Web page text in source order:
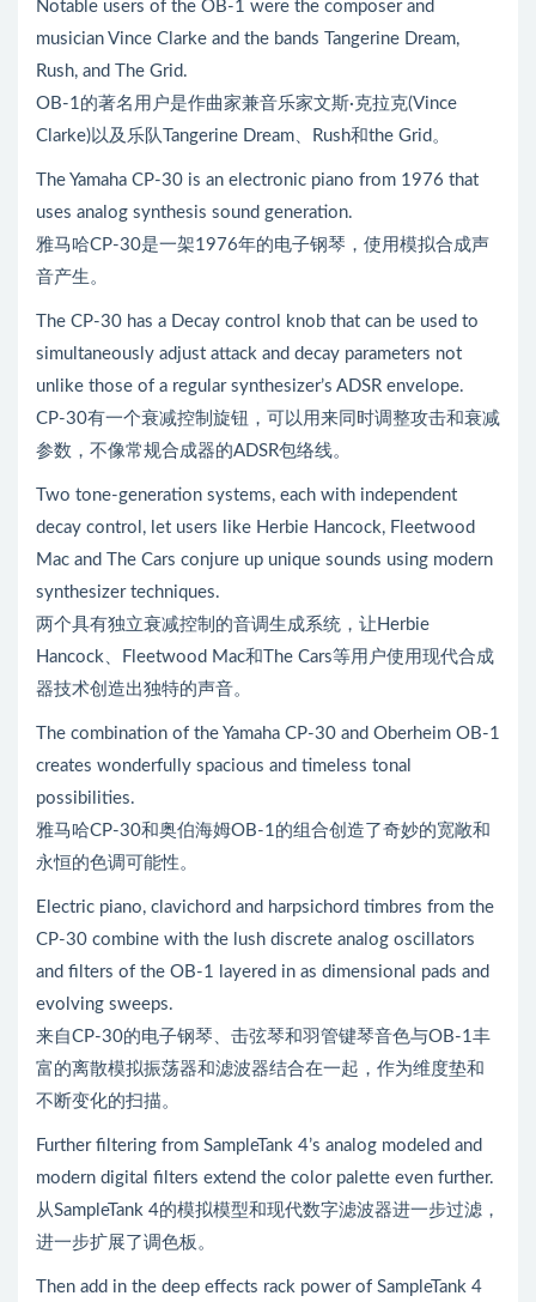
Notable users of the OB-1 were the composer and
musician Vince Clarke and the bands Tangerine Dream,
Rush, and The Grid.
OB-1的著名用户是作曲家兼音乐家文斯·克拉克(Vince
Clarke)以及乐队Tangerine Dream、Rush和the Grid。
The Yamaha CP-30 is an electronic piano from 1976 that
uses analog synthesis sound generation.
雅马哈CP-30是一架1976年的电子钢琴，使用模拟合成声
音产生。
The CP-30 has a Decay control knob that can be used to
simultaneously adjust attack and decay parameters not
unlike those of a regular synthesizer’s ADSR envelope.
CP-30有一个衰减控制旋钮，可以用来同时调整攻击和衰减
参数，不像常规合成器的ADSR包络线。
Two tone-generation systems, each with independent
decay control, let users like Herbie Hancock, Fleetwood
Mac and The Cars conjure up unique sounds using modern
synthesizer techniques.
两个具有独立衰减控制的音调生成系统，让Herbie
Hancock、Fleetwood Mac和The Cars等用户使用现代合成
器技术创造出独特的声音。
The combination of the Yamaha CP-30 and Oberheim OB-1
creates wonderfully spacious and timeless tonal
possibilities.
雅马哈CP-30和奥伯海姆OB-1的组合创造了奇妙的宽敞和
永恒的色调可能性。
Electric piano, clavichord and harpsichord timbres from the
CP-30 combine with the lush discrete analog oscillators
and filters of the OB-1 layered in as dimensional pads and
evolving sweeps.
来自CP-30的电子钢琴、击弦琴和羽管键琴音色与OB-1丰
富的离散模拟振荡器和滤波器结合在一起，作为维度垫和
不断变化的扫描。
Further filtering from SampleTank 4’s analog modeled and
modern digital filters extend the color palette even further.
从SampleTank 4的模拟模型和现代数字滤波器进一步过滤，
进一步扩展了调色板。
Then add in the deep effects rack power of SampleTank 4